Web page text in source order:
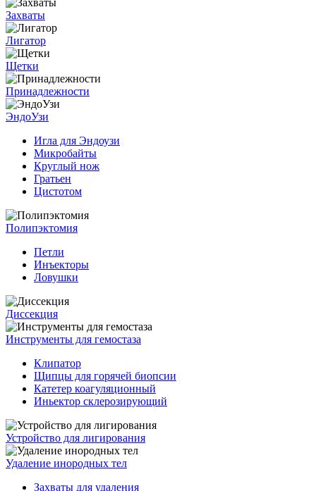
Захваты
Лигатор
Щетки
Принадлежности
ЭндоУзи
Игла для Эндоузи
Микробайты
Круглый нож
Гратьен
Цистотом
Полипэктомия
Петли
Инъекторы
Ловушки
Диссекция
Инструменты для гемостаза
Клипатор
Щипцы для горячей биопсии
Катетер коагуляционный
Иньектор склерозирующий
Устройство для лигирования
Удаление инородных тел
Захваты для удаления